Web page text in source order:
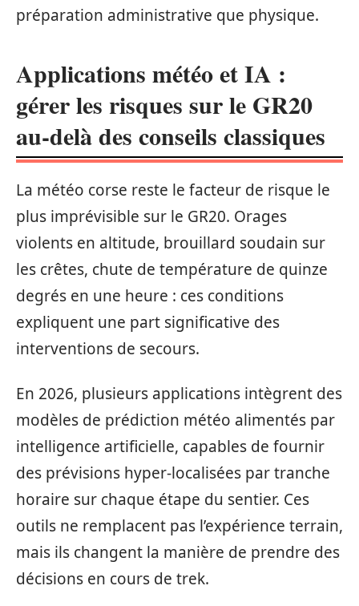
préparation administrative que physique.
Applications météo et IA :
gérer les risques sur le GR20
au-delà des conseils classiques
La météo corse reste le facteur de risque le
plus imprévisible sur le GR20. Orages
violents en altitude, brouillard soudain sur
les crêtes, chute de température de quinze
degrés en une heure : ces conditions
expliquent une part significative des
interventions de secours.
En 2026, plusieurs applications intègrent des
modèles de prédiction météo alimentés par
intelligence artificielle, capables de fournir
des prévisions hyper-localisées par tranche
horaire sur chaque étape du sentier. Ces
outils ne remplacent pas l’expérience terrain,
mais ils changent la manière de prendre des
décisions en cours de trek.